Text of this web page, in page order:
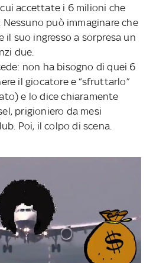
accettate i 6 milioni che
può immaginare che
il suo ingresso a sorpresa un
due.
non ha bisogno di quei 6
il giocatore e “sfruttarlo”
e lo dice chiaramente
prigioniero da mesi
Poi, il colpo di scena.